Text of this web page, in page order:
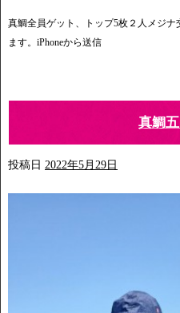
真鯛全員ゲット、トップ5枚２人メジ
ます。iPhoneから送信
真鯛
投稿日 2022年5月29日